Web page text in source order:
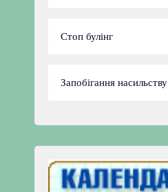
Стоп булінг
Запобігання насильству